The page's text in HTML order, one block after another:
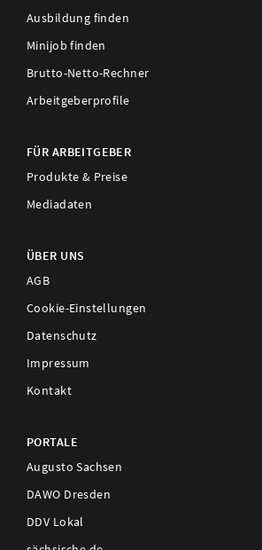
Ausbildung finden
Minijob finden
Brutto-Netto-Rechner
Arbeitgeberprofile
FÜR ARBEITGEBER
Produkte & Preise
Mediadaten
ÜBER UNS
AGB
Cookie-Einstellungen
Datenschutz
Impressum
Kontakt
PORTALE
Augusto Sachsen
DAWO Dresden
DDV Lokal